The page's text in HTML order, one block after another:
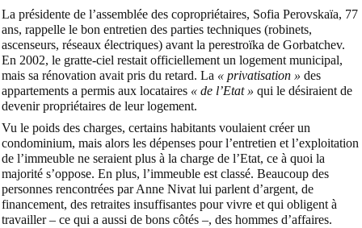
La présidente de l’assemblée des copropriétaires, Sofia Perovskaïa, 77
ans, rappelle le bon entretien des parties techniques (robinets,
ascenseurs, réseaux électriques) avant la perestroïka de Gorbatchev.
En 2002, le gratte-ciel restait officiellement un logement municipal,
mais sa rénovation avait pris du retard. La « privatisation » des
appartements a permis aux locataires « de l’Etat » qui le désiraient de
devenir propriétaires de leur logement.
Vu le poids des charges, certains habitants voulaient créer un
condominium, mais alors les dépenses pour l’entretien et l’exploitation
de l’immeuble ne seraient plus à la charge de l’Etat, ce à quoi la
majorité s’oppose. En plus, l’immeuble est classé. Beaucoup des
personnes rencontrées par Anne Nivat lui parlent d’argent, de
financement, des retraites insuffisantes pour vivre et qui obligent à
travailler – ce qui a aussi de bons côtés –, des hommes d’affaires.